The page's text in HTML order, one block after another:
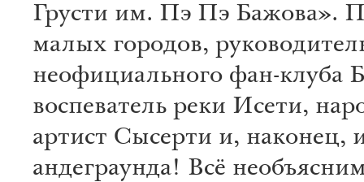
Грусти им. Пэ Пэ Бажова».
малых городов,
неофициального фан-клуба
воспеватель реки Исети,
артист Сысерти и, наконец,
андеграунда! Всё